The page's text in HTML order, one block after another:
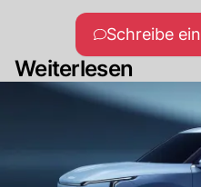
Schreibe
Weiterlesen